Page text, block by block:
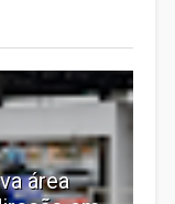
área